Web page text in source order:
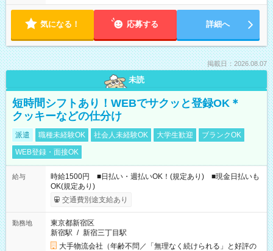
気になる！ 応募する 詳細へ
掲載日：2026.08.07
未読
短時間シフトあり！WEBでサクッと登録OK＊
クッキーなどの仕分け
派遣 職種未経験OK 社会人未経験OK 大学生歓迎
ブランクOK
WEB登録・面接OK
給与
時給1500円 ■日払い・週払いOK！(規定あり) ■現金日払いも
OK(規定あり)
交通費別途支給あり
勤務地
東京都新宿区
新宿駅 / 新宿三丁目駅
大手物流会社（年齢不問／「無理なく続けられる」と好評の